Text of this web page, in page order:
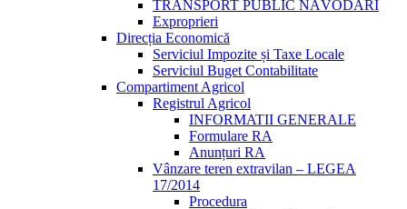
TRANSPORT PUBLIC NĂVODARI
Exproprieri
Direcția Economică
Serviciul Impozite și Taxe Locale
Serviciul Buget Contabilitate
Compartiment Agricol
Registrul Agricol
INFORMATII GENERALE
Formulare RA
Anunțuri RA
Vânzare teren extravilan – LEGEA
17/2014
Procedura